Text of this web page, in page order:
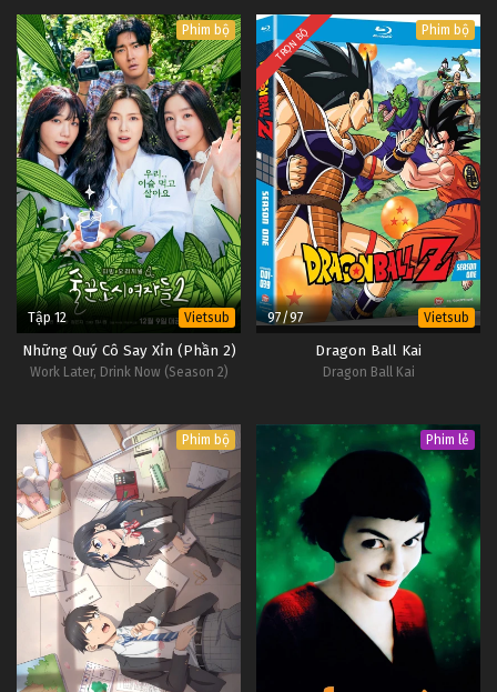
Phim bộ
Tập 12 Vietsub
Những Quý Cô Say Xỉn (Phần 2)
Work Later, Drink Now (Season 2)
TRỌN BỘ Phim bộ
97/97 Vietsub
Dragon Ball Kai
Dragon Ball Kai
Phim bộ Phim lẻ